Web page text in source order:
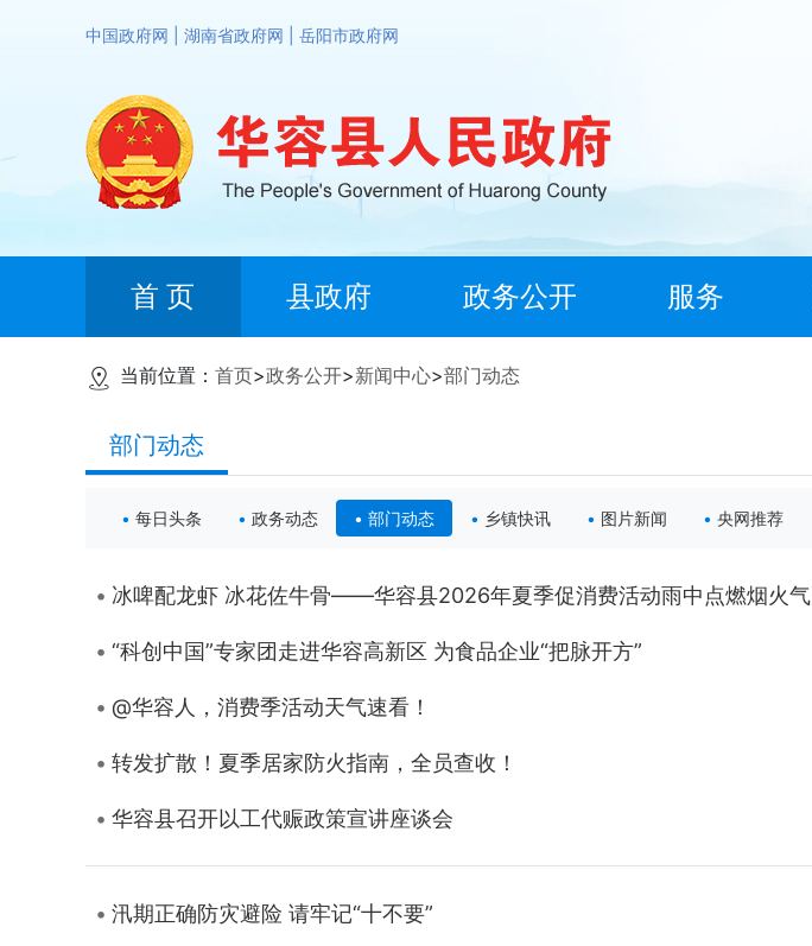
中国政府网 湖南省政府网 岳阳市政府网
首 页 县政府 政务公开 服务
当前位置： 首页>政务公开>新闻中心>部门动态
部门动态
每日头条 政务动态 部门动态 乡镇快讯 图片新闻 央网推荐
冰啤配龙虾 冰花佐牛骨——华容县2026年夏季促消费活动雨中点燃烟火气
“科创中国”专家团走进华容高新区 为食品企业“把脉开方”
@华容人，消费季活动天气速看！
转发扩散！夏季居家防火指南，全员查收！
华容县召开以工代赈政策宣讲座谈会
汛期正确防灾避险 请牢记“十不要”